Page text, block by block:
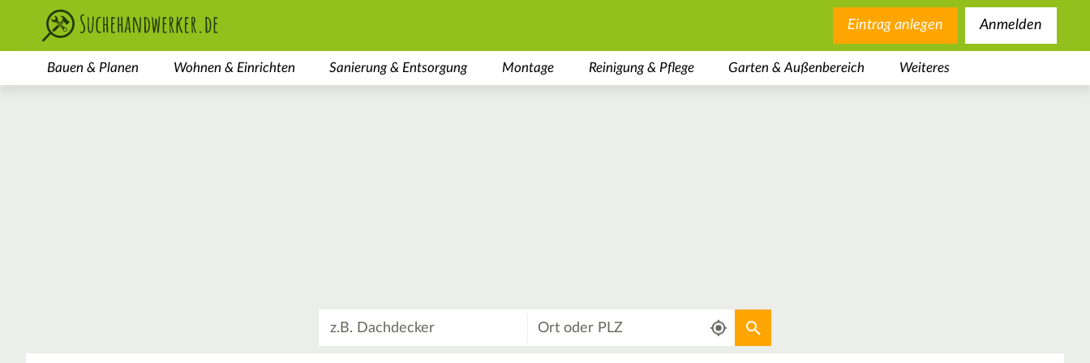
Eintrag anlegen Anmelden
Bauen & Planen Wohnen & Einrichten Sanierung & Entsorgung Montage Reinigung & Pflege Garten & Außenbereich Weiteres
Aktuellen Standort verwenden